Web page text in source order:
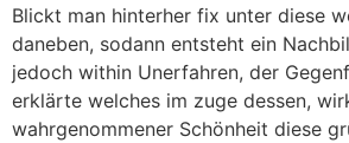
Blickt man hinterher fix unter diese
daneben, sodann entsteht ein
jedoch within Unerfahren, der
erklärte welches im zuge dessen,
wahrgenommener Schönheit diese